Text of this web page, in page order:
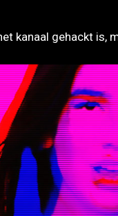
kanaal gehackt is,